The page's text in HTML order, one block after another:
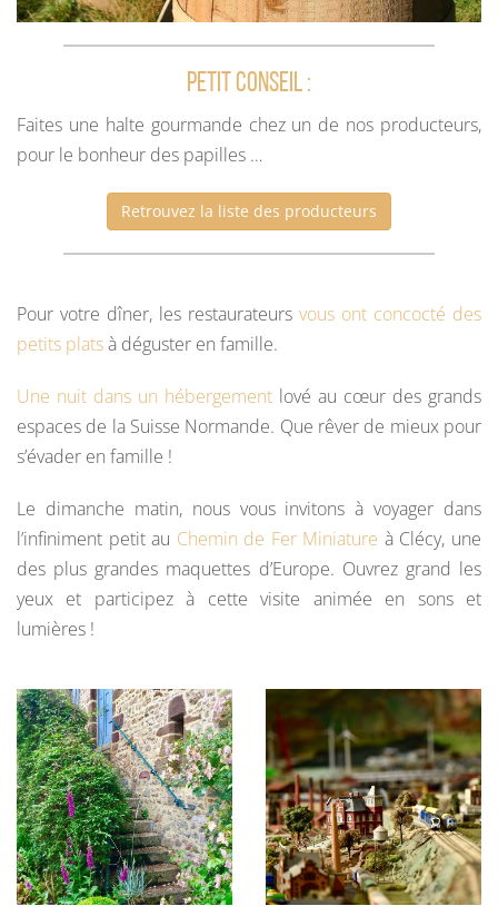
Petit conseil :
Faites une halte gourmande chez un de nos producteurs,
pour le bonheur des papilles …
Retrouvez la liste des producteurs
Pour votre dîner, les restaurateurs vous ont concocté des
petits platsà déguster en famille.
Une nuit dans un hébergement lové au cœur des grands
espaces de la Suisse Normande. Que rêver de mieux pour
s’évader en famille !
Le dimanche matin, nous vous invitons à voyager dans
l’infiniment petit au Chemin de Fer Miniature à Clécy, une
des plus grandes maquettes d’Europe. Ouvrez grand les
yeux et participez à cette visite animée en sons et
lumières !